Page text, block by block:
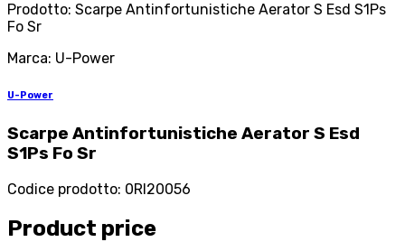
Prodotto: Scarpe Antinfortunistiche Aerator S Esd S1Ps
Fo Sr
Marca: U-Power
U-Power
Scarpe Antinfortunistiche Aerator S Esd
S1Ps Fo Sr
Codice prodotto: 0RI20056
Product price